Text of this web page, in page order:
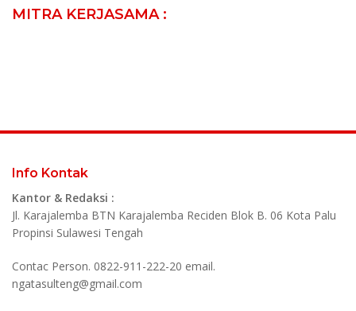
MITRA KERJASAMA :
Info Kontak
Kantor & Redaksi :
Jl. Karajalemba BTN Karajalemba Reciden Blok B. 06 Kota Palu
Propinsi Sulawesi Tengah
Contac Person. 0822-911-222-20 email.
ngatasulteng@gmail.com